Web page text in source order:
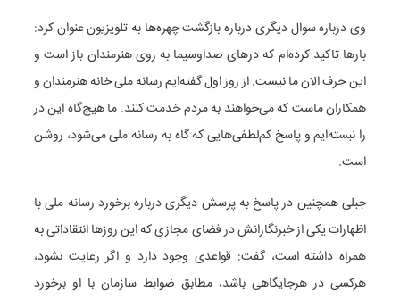
وی درباره سوال دیگری درباره بازگشت چهره‌ها به تلویزیون عنوان کرد:
بارها تاکید کرده‌ام که درهای صداوسیما به روی هنرمندان باز است و
این حرف الان ما نیست. از روز اول گفته‌ایم رسانه ملی خانه هنرمندان و
همکاران ماست که می‌خواهند به مردم خدمت کنند. ما هیچ‌گاه این در
را نبسته‌ایم و پاسخ کم‌لطفی‌هایی که گاه به رسانه ملی می‌شود، روشن
است.
جبلی همچنین در پاسخ به پرسش دیگری درباره برخورد رسانه ملی با
اظهارات یکی از خبرنگارانش در فضای مجازی که این روزها انتقاداتی به
همراه داشته است، گفت: قواعدی وجود دارد و اگر رعایت نشود،
هرکسی در هرجایگاهی باشد، مطابق ضوابط سازمان با او برخورد